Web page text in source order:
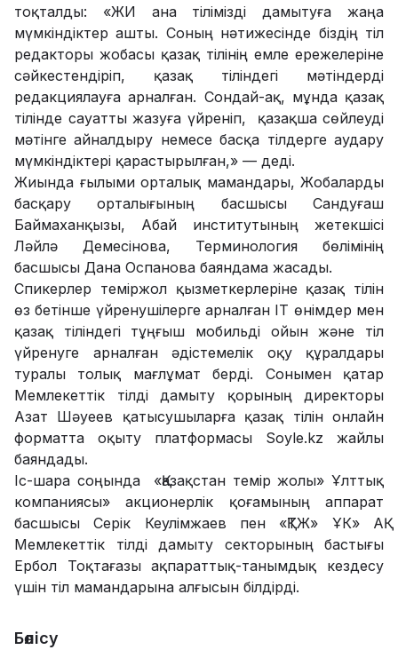
тоқталды: «ЖИ ана тілімізді дамытуға жаңа
мүмкіндіктер ашты. Соның нәтижесінде біздің тіл
редакторы жобасы қазақ тілінің емле ережелеріне
сәйкестендіріп, қазақ тіліндегі мәтіндерді
редакциялауға арналған. Сондай-ақ, мұнда қазақ
тілінде сауатты жазуға үйреніп, қазақша сөйлеуді
мəтінге айналдыру немесе басқа тілдерге аудару
мүмкіндіктері қарастырылған,» — деді.
Жиында ғылыми орталық мамандары, Жобаларды
басқару орталығының басшысы Сандуғаш
Баймаханқызы, Абай институтының жетекшісі
Ләйлә Демесінова, Терминология бөлімінің
басшысы Дана Оспанова баяндама жасады.
Спикерлер теміржол қызметкерлеріне қазақ тілін
өз бетінше үйренушілерге арналған IT өнімдер мен
қазақ тіліндегі тұңғыш мобильді ойын және тіл
үйренуге арналған әдістемелік оқу құралдары
туралы толық мағлұмат берді. Сонымен қатар
Мемлекеттік тілді дамыту қорының директоры
Азат Шәуеев қатысушыларға қазақ тілін онлайн
форматта оқыту платформасы Soуle.kz жайлы
баяндады.
Іс-шара соңында «Қазақстан темір жолы» Ұлттық
компаниясы» акционерлік қоғамының аппарат
басшысы Серік Кеулімжаев пен «ҚТЖ» ҰК» АҚ
Мемлекеттік тілді дамыту секторының бастығы
Ербол Тоқтағазы ақпараттық-танымдық кездесу
үшін тіл мамандарына алғысын білдірді.
Бөлісу